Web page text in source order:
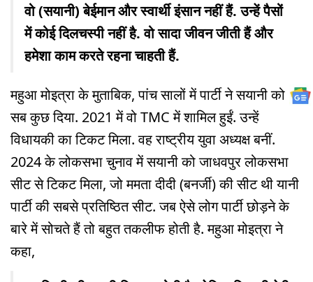
वो (सयानी) बेईमान और स्वार्थी इंसान नहीं हैं. उन्हें पैसों
में कोई दिलचस्पी नहीं है. वो सादा जीवन जीती हैं और
हमेशा काम करते रहना चाहती हैं.
महुआ मोइत्रा के मुताबिक, पांच सालों में पार्टी ने सयानी को
सब कुछ दिया. 2021 में वो TMC में शामिल हुईं. उन्हें
विधायकी का टिकट मिला. वह राष्ट्रीय युवा अध्यक्ष बनीं.
2024 के लोकसभा चुनाव में सयानी को जाधवपुर लोकसभा
सीट से टिकट मिला, जो ममता दीदी (बनर्जी) की सीट थी यानी
पार्टी की सबसे प्रतिष्ठित सीट. जब ऐसे लोग पार्टी छोड़ने के
बारे में सोचते हैं तो बहुत तकलीफ होती है. महुआ मोइत्रा ने
कहा,